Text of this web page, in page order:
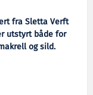
fra Sletta Verft
utstyrt både for
og sild.